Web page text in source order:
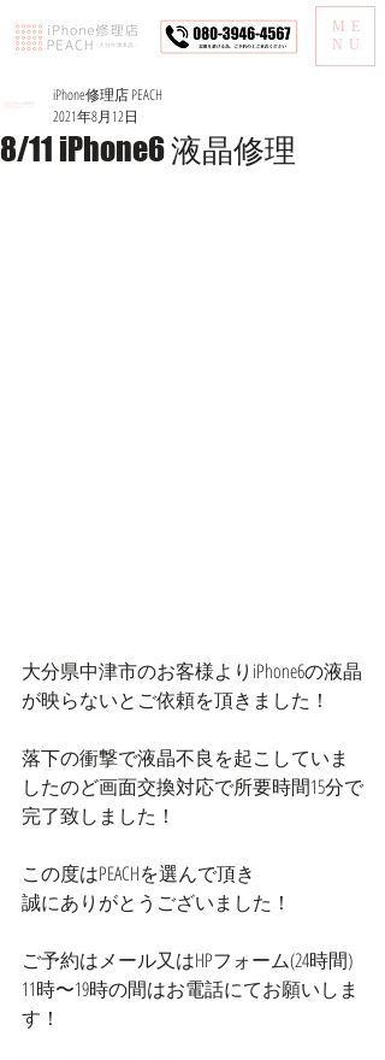
ME
NU
8/11 iPhone6 液晶修理
iPhone修理店 PEACH
2021年8月12日
大分県中津市のお客様よりiPhone6の液晶
が映らないとご依頼を頂きました！
落下の衝撃で液晶不良を起こしていま
したのど画面交換対応で所要時間15分で
完了致しました！
この度はPEACHを選んで頂き
誠にありがとうございました！
ご予約はメール又はHPフォーム(24時間)
11時〜19時の間はお電話にてお願いしま
す！